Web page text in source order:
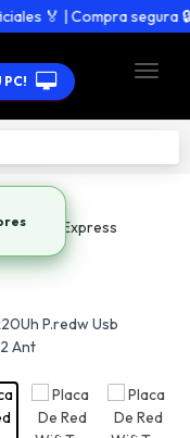
🏅 | Compra segura 🔒
PC!
Usb Pci Express